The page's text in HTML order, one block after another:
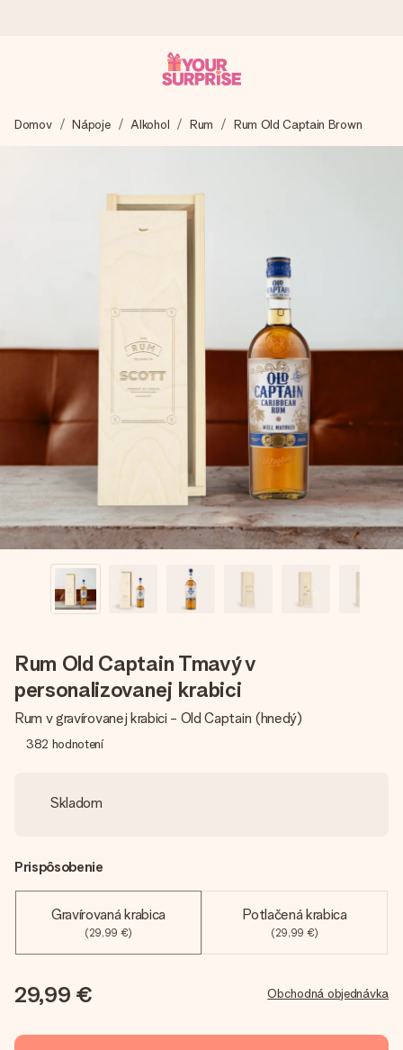
Váš darček starostlivo vyrobíme a bleskovo odošleme –
aby ste ho mohli darovať presne v ten správny okamih, keď
Naše darčeky inšpirujú. Zákazníci nás na Google Reviews
Kartička s venovaním zdarma
Vytvorte niečo výnimočné v pár jednoduchých krokoch – s
jej menom, vašou fotografiou alebo odkazom, ktorý naozaj
zahreje pri srdci. Žiadne zbytočnosti, len veľa lásky pre ten
pravý moment.
Domov Nápoje Alkohol Rum Rum Old Captain Brown
Rum Old Captain Tmavý v
personalizovanej krabici
Rum v gravírovanej krabici - Old Captain (hnedý)
382 hodnotení
Skladom
Prispôsobenie
Gravírovaná krabica
(29,99 €)
Potlačená krabica
(29,99 €)
29,99 € Obchodná objednávka